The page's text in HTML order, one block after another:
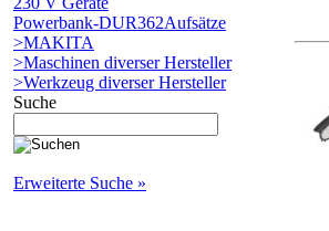
Powerbank-DUR362Aufsätze
>MAKITA
>Maschinen diverser Hersteller
>Werkzeug diverser Hersteller
Suche
Erweiterte Suche »